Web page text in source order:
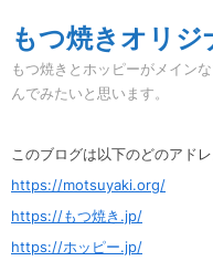
to
content
もつ焼きオリジ
もつ焼きとホッピーがメイン
んでみたいと思います。
このブログは以下のどのアド
https://motsuyaki.org/
https://もつ焼き.jp/
https://ホッピー.jp/